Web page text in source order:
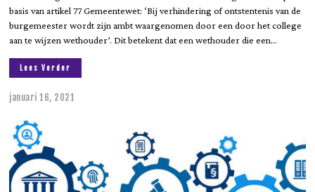
basis van artikel 77 Gemeentewet: ‘Bij verhindering of ontstentenis van de
burgemeester wordt zijn ambt waargenomen door een door het college
aan te wijzen wethouder’. Dit betekent dat een wethouder die een…
Lees Verder
januari 16, 2021
2